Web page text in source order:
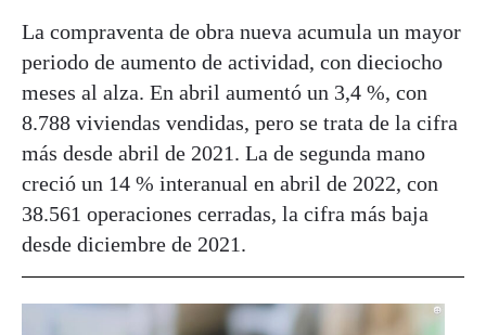
La compraventa de obra nueva acumula un mayor
periodo de aumento de actividad, con dieciocho
meses al alza. En abril aumentó un 3,4 %, con
8.788 viviendas vendidas, pero se trata de la cifra
más desde abril de 2021. La de segunda mano
creció un 14 % interanual en abril de 2022, con
38.561 operaciones cerradas, la cifra más baja
desde diciembre de 2021.